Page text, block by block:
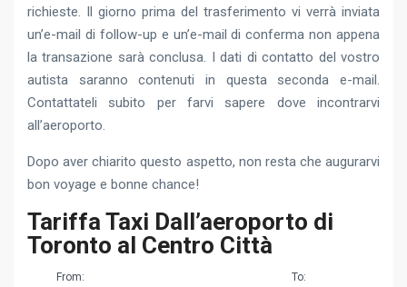
richieste. Il giorno prima del trasferimento vi verrà inviata
un’e-mail di follow-up e un’e-mail di conferma non appena
la transazione sarà conclusa. I dati di contatto del vostro
autista saranno contenuti in questa seconda e-mail.
Contattateli subito per farvi sapere dove incontrarvi
all’aeroporto.
Dopo aver chiarito questo aspetto, non resta che augurarvi
bon voyage e bonne chance!
Tariffa Taxi Dall’aeroporto di
Toronto al Centro Città
From: To: